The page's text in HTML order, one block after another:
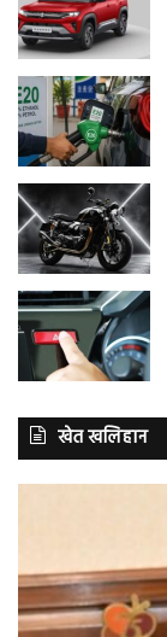
खेत खलिहान